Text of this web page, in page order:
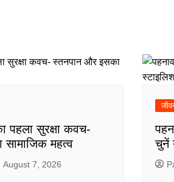
पहला सुरक्षा कवच-
महत्व
August 7, 2026
चुनें